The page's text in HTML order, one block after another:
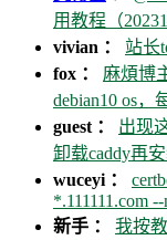
用教程（
vivian ： 站长
fox ： 麻煩博
debian10 os，
guest ： 出现
卸载caddy再
wuceyi ：
*.111111.com
新手 ： 我按